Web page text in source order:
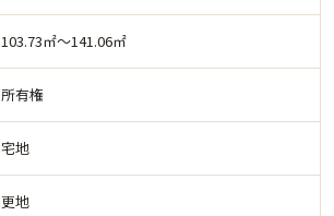
103.73㎡〜141.06㎡
所有権
宅地
更地